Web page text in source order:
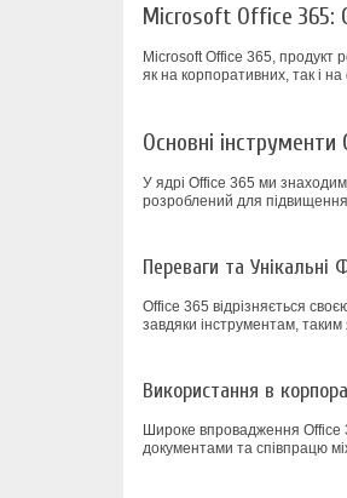
Microsoft Office 365:
Microsoft Office 365, продукт
як на корпоративних, так і
Основні
У ядрі Office 365 ми
розроблений для
Переваги та Унікальні
Office 365 відрізняється
завдяки інструментам, таким
Використання в
Широке впровадження Office
документами та співпрацю